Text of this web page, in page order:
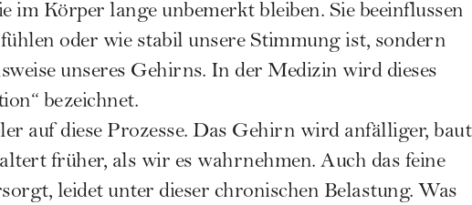
im Körper lange unbemerkt bleiben. Sie beeinflussen
oder wie stabil unsere Stimmung ist, sondern
unseres Gehirns. In der Medizin wird dieses
bezeichnet.
auf diese Prozesse. Das Gehirn wird anfälliger, baut
früher, als wir es wahrnehmen. Auch das feine
leidet unter dieser chronischen Belastung. Was